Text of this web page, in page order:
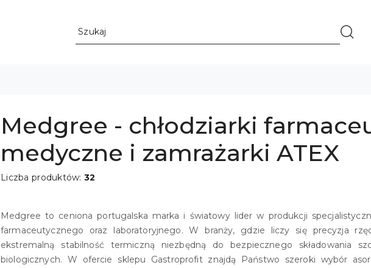
Medgree - chłodziarki
medyczne i zamrażarki ATEX
Liczba produktów:32
Medgree to ceniona portugalska marka i światowy lider w produkcji
farmaceutycznego oraz laboratoryjnego. W branży, gdzie liczy się precyzja
ekstremalną stabilność termiczną niezbędną do bezpiecznego składowania
biologicznych. W ofercie sklepu Gastroprofit znajdą Państwo szeroki wybór